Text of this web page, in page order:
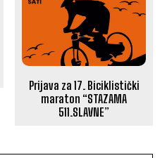
Prijava za 17. Biciklistički
maraton “STAZAMA
511.SLAVNE”